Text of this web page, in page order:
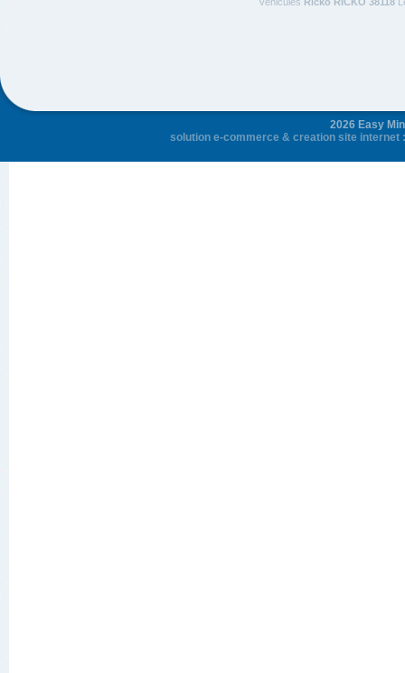
2026 Easy
solution e-commerce & creation site internet